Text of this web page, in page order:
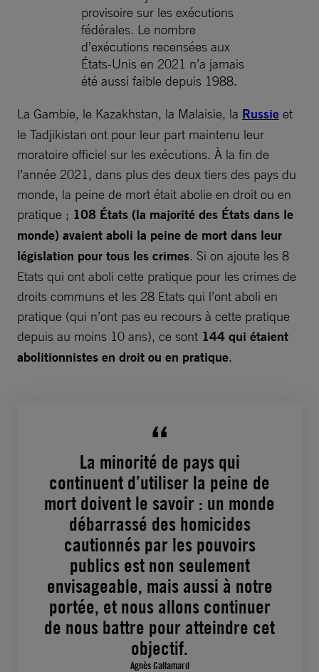
provisoire sur les exécutions
fédérales. Le nombre
d’exécutions recensées aux
États-Unis en 2021 n’a jamais
été aussi faible depuis 1988.
La Gambie, le Kazakhstan, la Malaisie, la Russie et
le Tadjikistan ont pour leur part maintenu leur
moratoire officiel sur les exécutions. À la fin de
l’année 2021, dans plus des deux tiers des pays du
monde, la peine de mort était abolie en droit ou en
pratique ; 108 États (la majorité des États dans le
monde) avaient aboli la peine de mort dans leur
législation pour tous les crimes. Si on ajoute les 8
Etats qui ont aboli cette pratique pour les crimes de
droits communs et les 28 Etats qui l’ont aboli en
pratique (qui n’ont pas eu recours à cette pratique
depuis au moins 10 ans), ce sont 144 qui étaient
abolitionnistes en droit ou en pratique.
La minorité de pays qui
continuent d’utiliser la peine de
mort doivent le savoir : un monde
débarrassé des homicides
cautionnés par les pouvoirs
publics est non seulement
envisageable, mais aussi à notre
portée, et nous allons continuer
de nous battre pour atteindre cet
objectif.
Agnès Callamard